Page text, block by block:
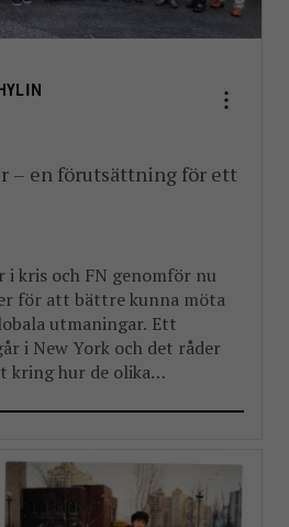
– en förutsättning för ett
kris och FN genomför nu
för att bättre kunna möta
utmaningar. Ett
i New York och det råder
kring hur de olika
är stärkandet av